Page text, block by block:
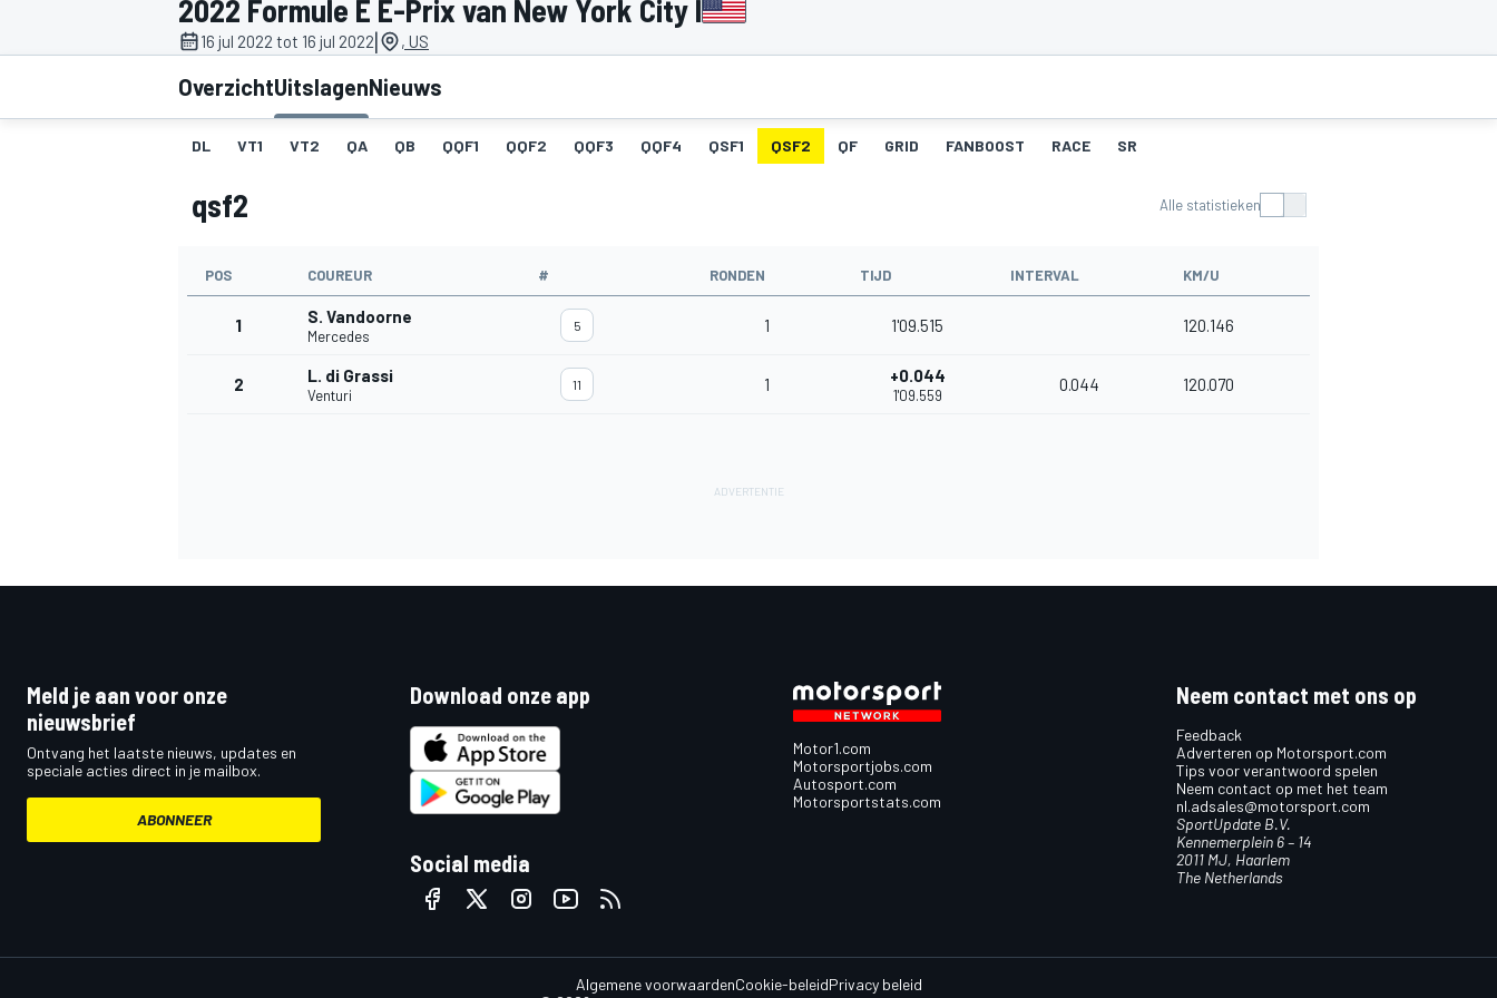
INDYCAR
2022 Formule E E-Prix van New York City I
16 jul 2022 tot 16 jul 2022| , US
OverzichtUitslagenNieuws
DL VT1 VT2 QA QB QQF1 QQF2 QQF3 QQF4 QSF1 QSF2 QF GRID FANBOOST RACE SR
qsf2 Alle statistieken
POS COUREUR # RONDEN TIJD INTERVAL KM/U
1 S. Vandoorne
Mercedes
5 1 1'09.515 120.146
2 L. di Grassi
Venturi
11 1 +0.044
1'09.559
0.044 120.070
Meld je aan voor onze
nieuwsbrief
Ontvang het laatste nieuws, updates en
speciale acties direct in je mailbox.
ABONNEER
Download onze app
Social media
Motor1.com
Motorsportjobs.com
Autosport.com
Motorsportstats.com
Neem contact met ons op
Feedback
Adverteren op Motorsport.com
Tips voor verantwoord spelen
Neem contact op met het team
nl.adsales@motorsport.com
SportUpdate B.V.
Kennemerplein 6 – 14
2011 MJ, Haarlem
The Netherlands
Algemene voorwaardenCookie-beleidPrivacy beleid